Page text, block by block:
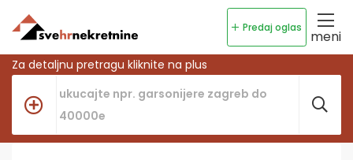
Predaj oglas
meni
Za detaljnu pretragu kliknite na plus